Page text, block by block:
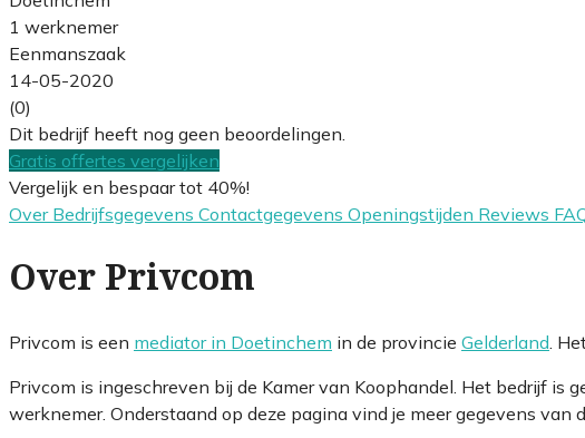
1 werknemer
Eenmanszaak
14-05-2020
(0)
Dit bedrijf heeft nog geen beoordelingen.
Gratis offertes vergelijken
Vergelijk en bespaar tot 40%!
Over Bedrijfsgegevens Contactgegevens Openingstijden Reviews
Over Privcom
Privcom is een mediator in Doetinchem in de provincie Gelderland .
Privcom is ingeschreven bij de Kamer van Koophandel. Het bedrijf is
werknemer. Onderstaand op deze pagina vind je meer gegevens van